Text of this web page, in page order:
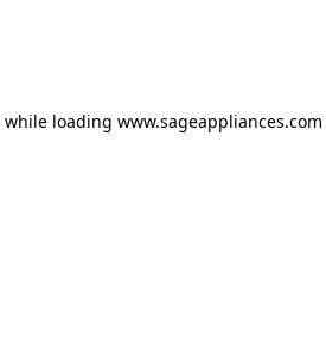
while loading www.sageappliances.com